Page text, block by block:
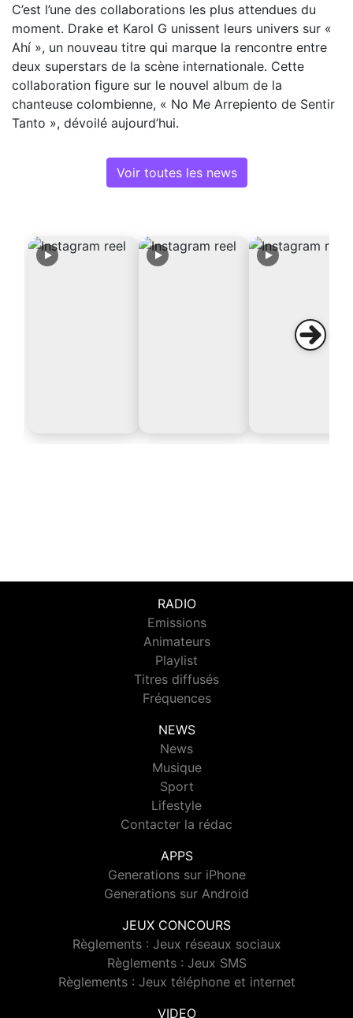
C’est l’une des collaborations les plus attendues du
moment. Drake et Karol G unissent leurs univers sur «
Ahí », un nouveau titre qui marque la rencontre entre
deux superstars de la scène internationale. Cette
collaboration figure sur le nouvel album de la
chanteuse colombienne, « No Me Arrepiento de Sentir
Tanto », dévoilé aujourd’hui.
Voir toutes les news
RADIO
Emissions
Animateurs
Playlist
Titres diffusés
Fréquences
NEWS
News
Musique
Sport
Lifestyle
Contacter la rédac
APPS
Generations sur iPhone
Generations sur Android
JEUX CONCOURS
Règlements : Jeux réseaux sociaux
Règlements : Jeux SMS
Règlements : Jeux téléphone et internet
VIDEO